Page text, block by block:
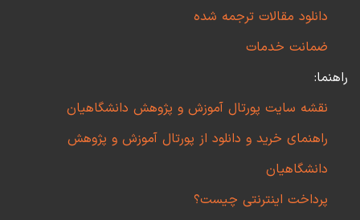
دانلود مقالات ترجمه شده
ضمانت خدمات
راهنما:
نقشه سایت پورتال آموزش و پژوهش دانشگاهیان
راهنمای خرید و دانلود از پورتال آموزش و پژوهش
دانشگاهیان
پرداخت اینترنتی چیست؟